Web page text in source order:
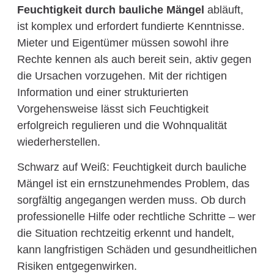
Feuchtigkeit durch bauliche Mängel abläuft,
ist komplex und erfordert fundierte Kenntnisse.
Mieter und Eigentümer müssen sowohl ihre
Rechte kennen als auch bereit sein, aktiv gegen
die Ursachen vorzugehen. Mit der richtigen
Information und einer strukturierten
Vorgehensweise lässt sich Feuchtigkeit
erfolgreich regulieren und die Wohnqualität
wiederherstellen.
Schwarz auf Weiß: Feuchtigkeit durch bauliche
Mängel ist ein ernstzunehmendes Problem, das
sorgfältig angegangen werden muss. Ob durch
professionelle Hilfe oder rechtliche Schritte – wer
die Situation rechtzeitig erkennt und handelt,
kann langfristigen Schäden und gesundheitlichen
Risiken entgegenwirken.